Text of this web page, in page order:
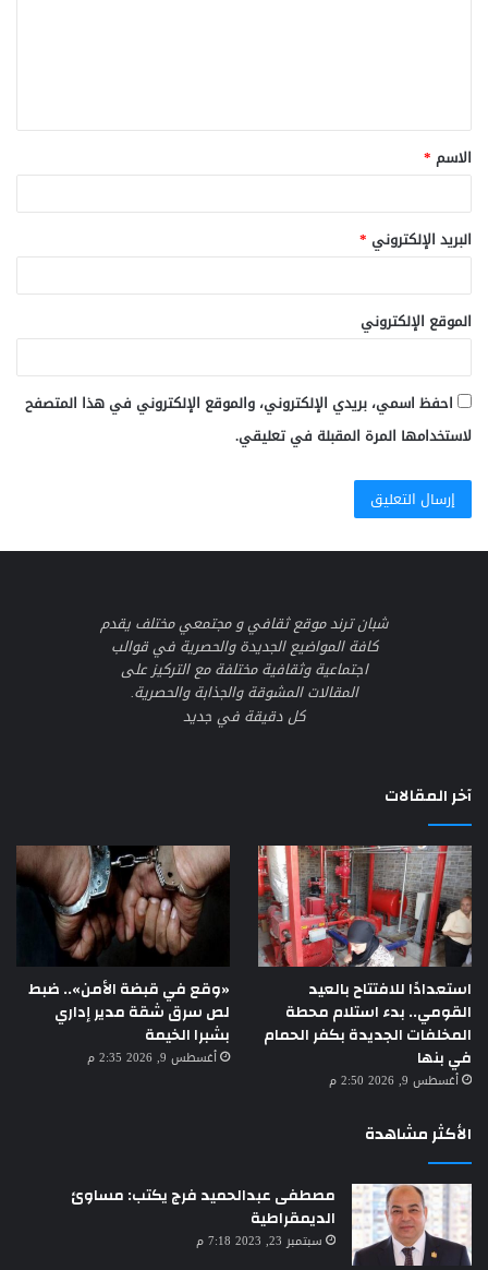
ق
*
الاسم *
البريد الإلكتروني *
الموقع الإلكتروني
احفظ اسمي، بريدي الإلكتروني، والموقع الإلكتروني في هذا المتصفح
لاستخدامها المرة المقبلة في تعليقي.
شبان ترند موقع ثقافي و مجتمعي مختلف يقدم
كافة المواضيع الجديدة والحصرية في قوالب
اجتماعية وثقافية مختلفة مع التركيز على
المقالات المشوقة والجذابة والحصرية.
كل دقيقة في جديد
آخر المقالات
استعدادًا للافتتاح بالعيد
القومي.. بدء استلام محطة
المخلفات الجديدة بكفر الحمام
في بنها
أغسطس 9, 2026 2:50 م
«وقع في قبضة الأمن».. ضبط
لص سرق شقة مدير إداري
بشبرا الخيمة
أغسطس 9, 2026 2:35 م
الأكثر مشاهدة
مصطفى عبدالحميد فرج يكتب: مساوئ
الديمقراطية
سبتمبر 23, 2023 7:18 م